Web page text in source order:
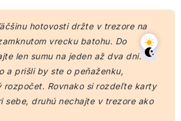
hotovosti držte v trezore na
vrecku batohu. Do
len sumu na jeden až dva dni. Ak
a prišli by ste o peňaženku,
rozpočet. Rovnako si rozdeľte karty
sebe, druhú nechajte v trezore ako